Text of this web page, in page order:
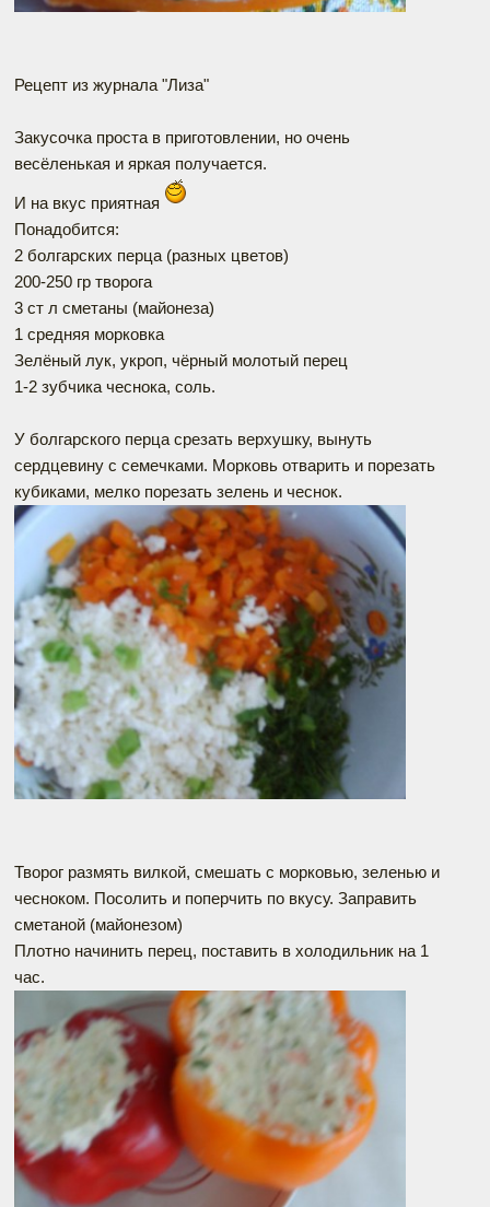
Рецепт из журнала "Лиза"
Закусочка проста в приготовлении, но очень
весёленькая и яркая получается.
И на вкус приятная
Понадобится:
2 болгарских перца (разных цветов)
200-250 гр творога
3 ст л сметаны (майонеза)
1 средняя морковка
Зелёный лук, укроп, чёрный молотый перец
1-2 зубчика чеснока, соль.
У болгарского перца срезать верхушку, вынуть
сердцевину с семечками. Морковь отварить и порезать
кубиками, мелко порезать зелень и чеснок.
Творог размять вилкой, смешать с морковью, зеленью и
чесноком. Посолить и поперчить по вкусу. Заправить
сметаной (майонезом)
Плотно начинить перец, поставить в холодильник на 1
час.